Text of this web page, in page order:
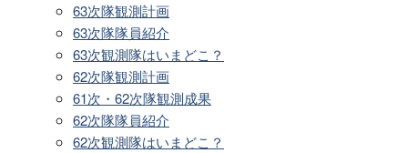
63次隊観測計画
63次隊隊員紹介
63次観測隊はいまどこ？
62次隊観測計画
61次・62次隊観測成果
62次隊隊員紹介
62次観測隊はいまどこ？